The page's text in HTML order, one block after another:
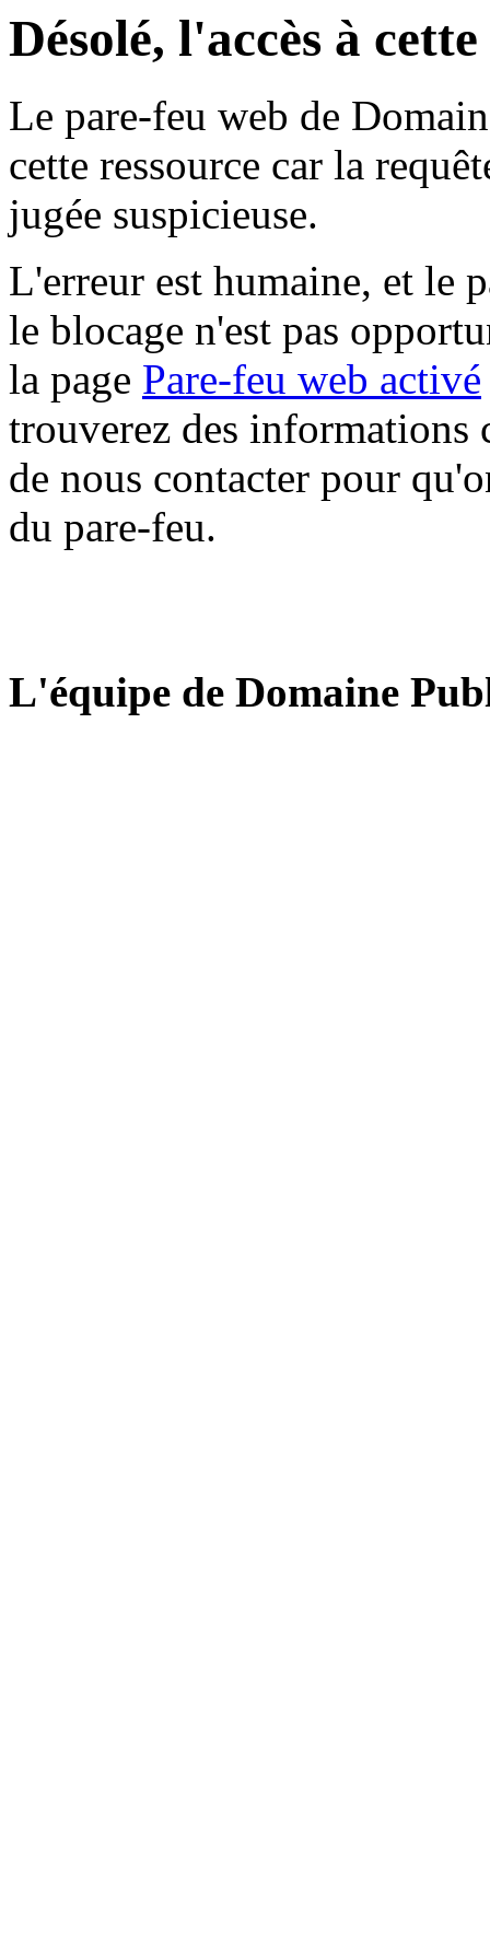
Désolé, l'accès à
Le pare-feu web de
cette ressource car la
jugée suspicieuse.
L'erreur est humaine, et le
le blocage n'est pas
la page Pare-feu web activé
trouverez des informations
de nous contacter pour
du pare-feu.
L'équipe de Domaine